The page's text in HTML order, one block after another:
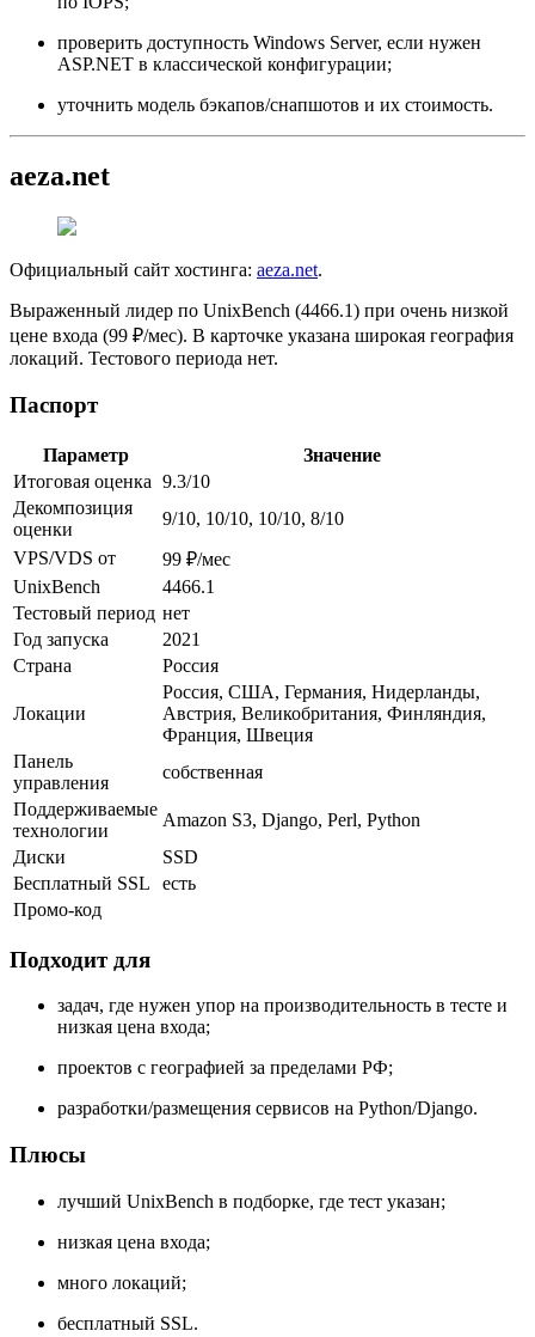
проверить доступность Windows Server, если нужен
ASP.NET в классической конфигурации;
уточнить модель бэкапов/снапшотов и их стоимость.
aeza.net
Официальный сайт хостинга: aeza.net.
Выраженный лидер по UnixBench (4466.1) при очень низкой
цене входа (99 ₽/мес). В карточке указана широкая география
локаций. Тестового периода нет.
Паспорт
Параметр
Значение
Итоговая оценка 9.3/10
Декомпозиция
оценки
9/10, 10/10, 10/10, 8/10
VPS/VDS от
99 ₽/мес
UnixBench
4466.1
Тестовый период нет
Год запуска
2021
Страна
Россия
Локации
Россия, США, Германия, Нидерланды,
Австрия, Великобритания, Финляндия,
Франция, Швеция
Панель
управления
собственная
Поддерживаемые
технологии
Amazon S3, Django, Perl, Python
Диски
SSD
Бесплатный SSL
есть
Промо-код
Подходит для
задач, где нужен упор на производительность в тесте и
низкая цена входа;
проектов с географией за пределами РФ;
разработки/размещения сервисов на Python/Django.
Плюсы
лучший UnixBench в подборке, где тест указан;
низкая цена входа;
много локаций;
бесплатный SSL.